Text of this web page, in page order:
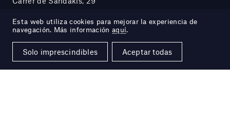
España
Esta web utiliza cookies para mejorar la experiencia de
navegación. Más información aquí.
Solo imprescindibles Aceptar todas